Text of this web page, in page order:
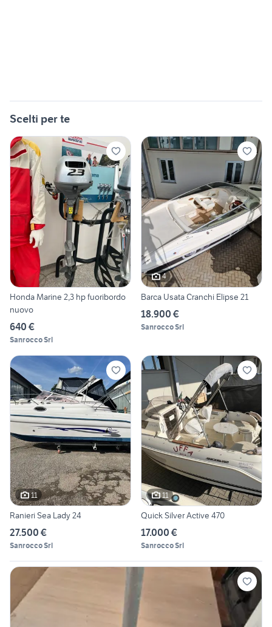
Scelti per te
Honda Marine 2,3 hp fuoribordo
nuovo
640 €
Sanrocco Srl
4
Barca Usata Cranchi Elipse 21
18.900 €
Sanrocco Srl
11
Ranieri Sea Lady 24
27.500 €
Sanrocco Srl
11
Quick Silver Active 470
17.000 €
Sanrocco Srl